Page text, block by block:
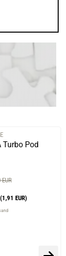
Turbo Pod
(1,91 EUR)